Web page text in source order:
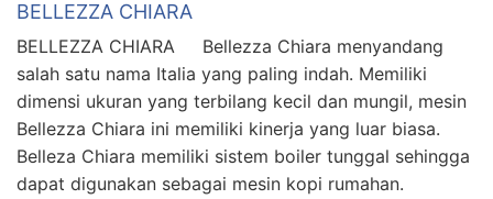
BELLEZZA CHIARA
BELLEZZA CHIARA Bellezza Chiara menyandang
salah satu nama Italia yang paling indah. Memiliki
dimensi ukuran yang terbilang kecil dan mungil, mesin
Bellezza Chiara ini memiliki kinerja yang luar biasa.
Belleza Chiara memiliki sistem boiler tunggal sehingga
dapat digunakan sebagai mesin kopi rumahan.